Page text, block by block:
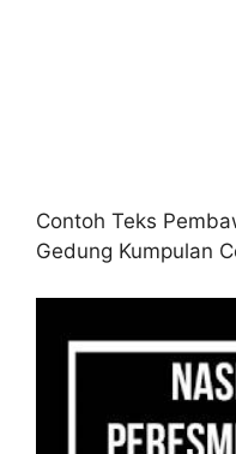
Contoh Teks
Gedung Kumpulan